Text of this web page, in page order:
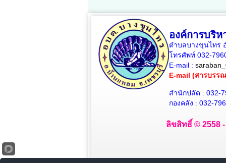
องค์การบริ
ตำบลบางขุนไทร
โทรศัพท์ 032-
E-mail :
E-mail (สารบรร
สำนักปลัด : 032-
กองคลัง : 032-
ลิขสิทธิ์ © 2558